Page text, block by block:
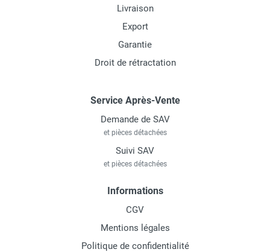
Livraison
Export
Garantie
Droit de rétractation
Service Après-Vente
Demande de SAV
et pièces détachées
Suivi SAV
et pièces détachées
Informations
CGV
Mentions légales
Politique de confidentialité